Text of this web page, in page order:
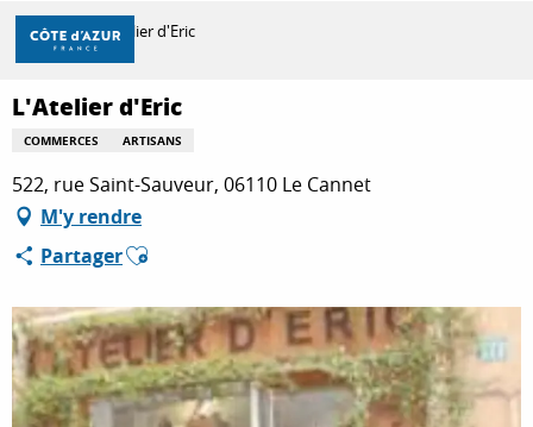
Aller
contenu
principal
DÉCOUVRIR
À FAIRE
SÉJOURNER
Accueil L'Atelier d'Eric
L'Atelier d'Eric
COMMERCES ARTISANS
522, rue Saint-Sauveur, 06110 Le Cannet
M'y rendre
PartagerAjouter aux favoris